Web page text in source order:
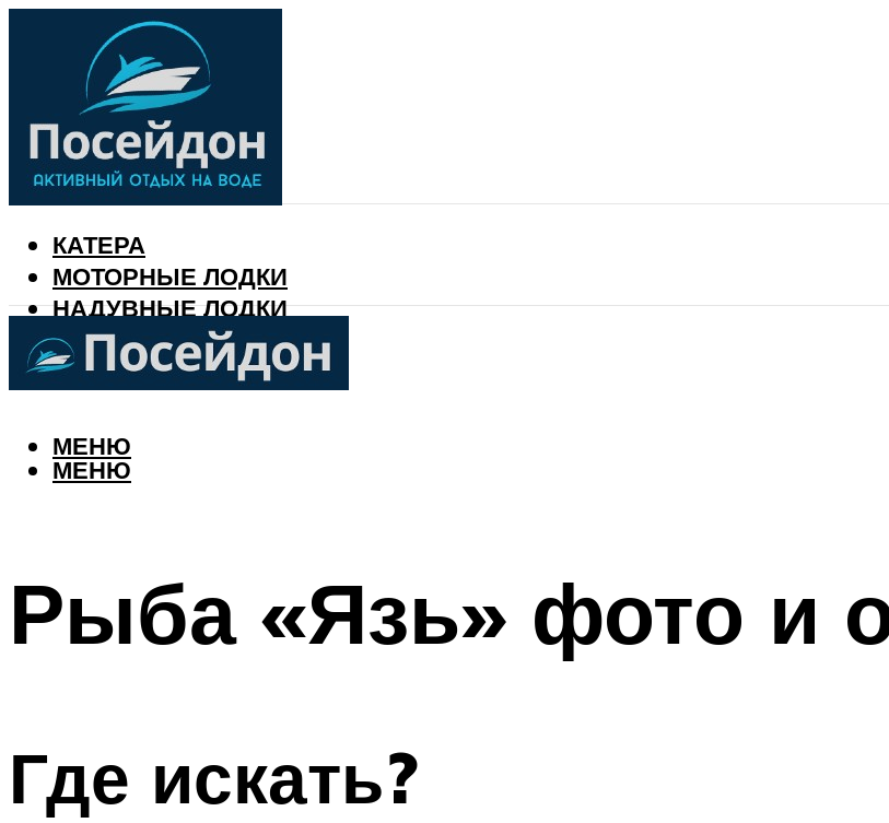
КАТЕРА
МОТОРНЫЕ ЛОДКИ
НАДУВНЫЕ ЛОДКИ
РЫБАЛКА
КАЛЕНДАРЬ РЫБАКА
МЕНЮ
МЕНЮ
Рыба «Язь» фото и
Где искать?